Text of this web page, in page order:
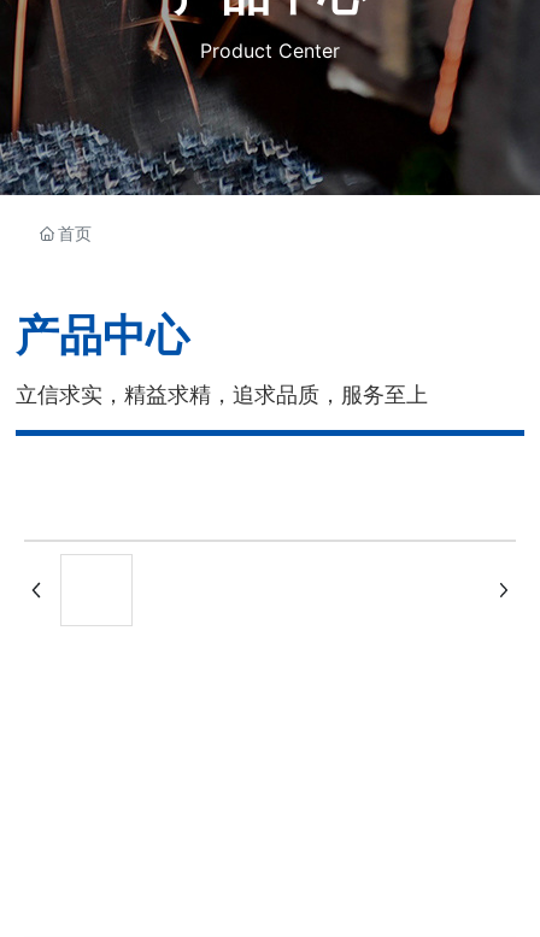
Product Center
首页
产品中心
立信求实，精益求精，追求品质，服务至上